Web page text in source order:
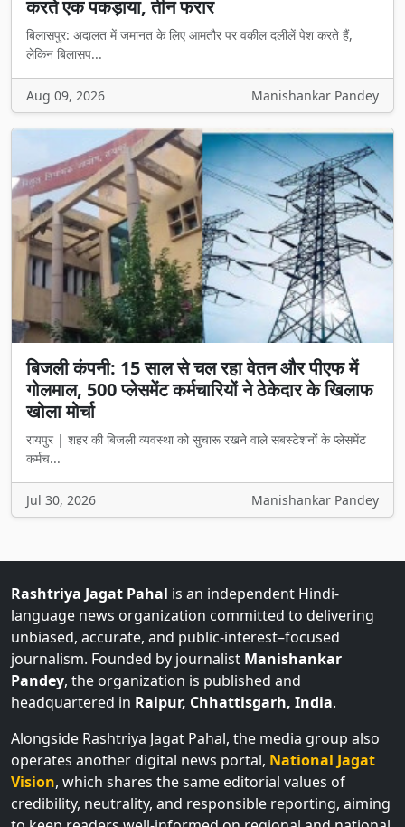
करते एक पकड़ाया, तीन फरार
बिलासपुर: अदालत में जमानत के लिए आमतौर पर वकील दलीलें पेश करते हैं,
लेकिन बिलासप...
Aug 09, 2026 Manishankar Pandey
बिजली कंपनी: 15 साल से चल रहा वेतन और पीएफ में
गोलमाल, 500 प्लेसमेंट कर्मचारियों ने ठेकेदार के खिलाफ
खोला मोर्चा
रायपुर | शहर की बिजली व्यवस्था को सुचारू रखने वाले सबस्टेशनों के प्लेसमेंट
कर्मच...
Jul 30, 2026 Manishankar Pandey
Rashtriya Jagat Pahal is an independent Hindi-
language news organization committed to delivering
unbiased, accurate, and public-interest–focused
journalism. Founded by journalist Manishankar
Pandey, the organization is published and
headquartered in Raipur, Chhattisgarh, India.
Alongside Rashtriya Jagat Pahal, the media group also
operates another digital news portal, National Jagat
Vision, which shares the same editorial values of
credibility, neutrality, and responsible reporting, aiming